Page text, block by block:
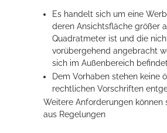
Es handelt sich um eine
deren Ansichtsfläche größer
Quadratmeter ist und die
vorübergehend angebracht
sich im Außenbereich
Dem Vorhaben stehen keine
rechtlichen Vorschriften
Weitere Anforderungen können
aus Regelungen